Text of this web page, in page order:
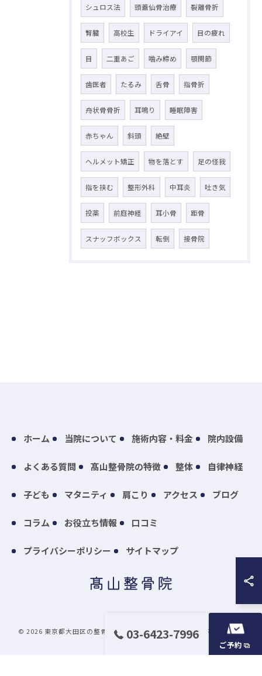
シュロス法 頭蓋仙骨治療 裂離骨折
腎臓 高校生 ドライアイ 目の疲れ
目 二重あご 噛み締め 顎関節
歯医者 たるみ 舌骨 指骨折
舟状骨骨折 耳鳴り 睡眠障害
赤ちゃん 斜頭 絶壁
ヘルメット矯正 物を落とす 足の怪我
指を挟む 整形外科 中耳炎 吐き気
投薬 前庭神経 耳小骨 距骨
スナッフボックス 転倒 接骨院
03-6423-7996
ご予約
ホーム 当院について 施術内容・料金 院内設備
よくある質問 髙山整骨院の特徴 整体 自律神経
子ども マタニティ 肩こり アクセス ブログ
コラム お役立ち情報 口コミ
プライバシーポリシー サイトマップ
© 2026 東京都大田区の整骨院なら髙山整骨院 ALL RIGHTS RESERVED.